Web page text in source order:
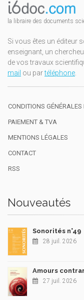
la libraire des documents
Si vous êtes un éditeur
enseignant, un
de vos travaux
mail ou partéléphone
CONDITIONS GÉNÉRALES
PAIEMENT & TVA
MENTIONS LÉGALES
CONTACT
RSS
Nouveautés
Sonorités n°49
28 juil. 2026
Amours
27 juil. 2026